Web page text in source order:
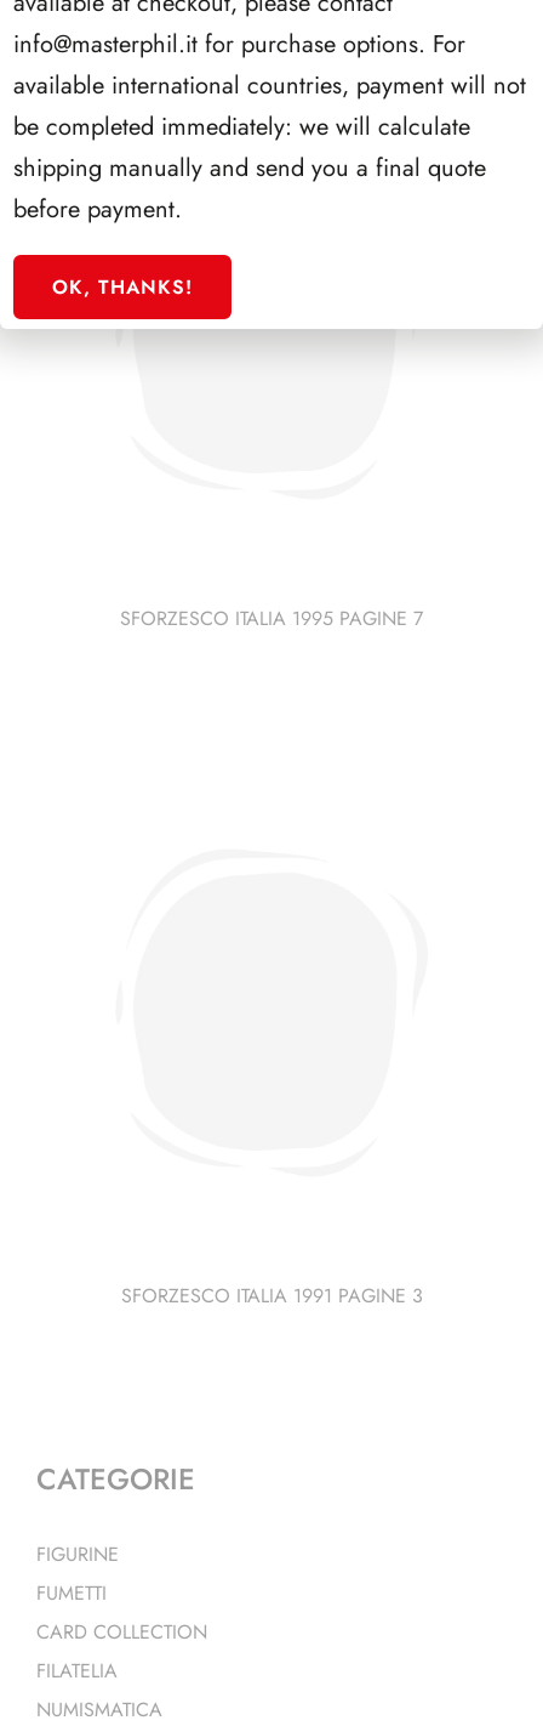
SFORZESCO ITALIA 1995 PAGINE 7
SFORZESCO ITALIA 1991 PAGINE 3
CATEGORIE
FIGURINE
FUMETTI
CARD COLLECTION
FILATELIA
NUMISMATICA
info@masterphil.it for purchase options. For
available international countries, payment will not
be completed immediately: we will calculate
shipping manually and send you a final quote
before payment.
OK, THANKS!